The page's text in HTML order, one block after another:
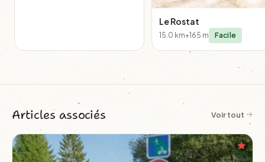
Le Rostat
15.0 km+165 m Facile
Articles associés Voir tout